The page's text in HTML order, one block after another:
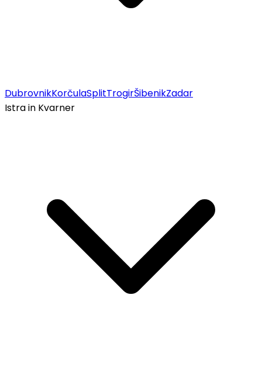
DubrovnikKorčulaSplitTrogirŠibenikZadar
Istra in Kvarner